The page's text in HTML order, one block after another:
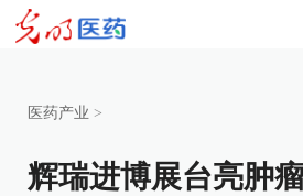
医药产业 >
辉瑞进博展台亮肿